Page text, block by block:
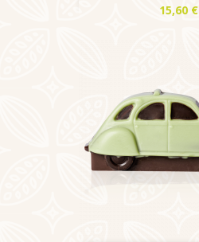
Prix
15,60 €